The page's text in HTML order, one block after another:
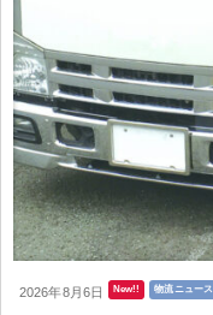
2026年8月6日 New!! 物流ニュース